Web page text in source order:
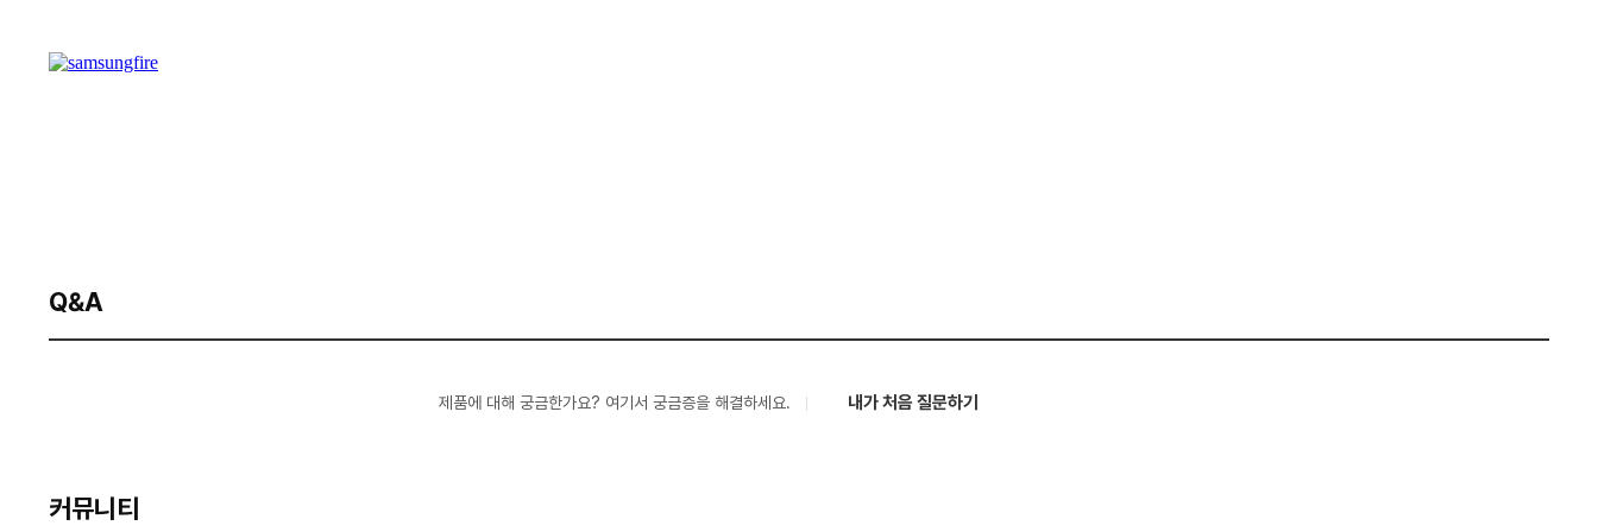
Q&A
제품에 대해 궁금한가요? 여기서 궁금증을 해결하세요. 내가 처음 질문하기
커뮤니티